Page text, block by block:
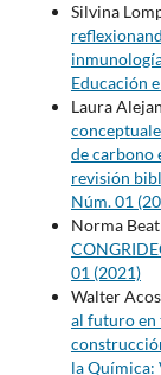
Silvina
Educación
Laura
de carbono
revisión
Núm. 01
Norma
01 (2021)
Walter
al futuro en
la Química: